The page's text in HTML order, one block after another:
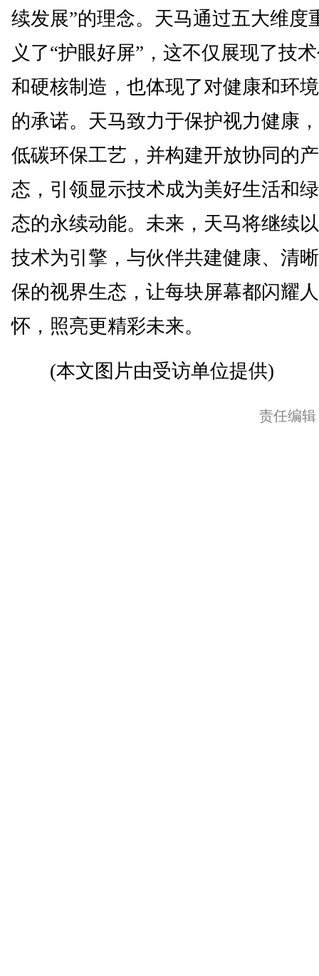
续发展”的理念。天马通过五大维度
义了“护眼好屏”，这不仅展现了技
和硬核制造，也体现了对健康和环
的承诺。天马致力于保护视力健康
低碳环保工艺，并构建开放协同的
态，引领显示技术成为美好生活和
态的永续动能。未来，天马将继续
技术为引擎，与伙伴共建健康、清
保的视界生态，让每块屏幕都闪耀
怀，照亮更精彩未来。
(本文图片由受访单位提供)
责任编